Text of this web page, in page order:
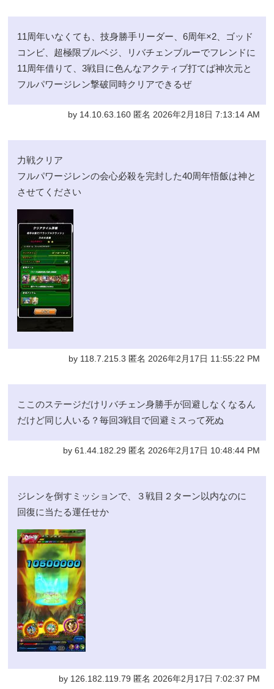
11周年いなくても、技身勝手リーダー、6周年×2、ゴッド
コンビ、超極限ブルベジ、リバチェンブルーでフレンドに
11周年借りて、3戦目に色んなアクティブ打てば神次元と
フルパワージレン撃破同時クリアできるぜ
by 14.10.63.160 匿名 2026年2月18日 7:13:14 AM
力戦クリア
フルパワージレンの会心必殺を完封した40周年悟飯は神と
させてください
by 118.7.215.3 匿名 2026年2月17日 11:55:22 PM
ここのステージだけリバチェン身勝手が回避しなくなるん
だけど同じ人いる？毎回3戦目で回避ミスって死ぬ
by 61.44.182.29 匿名 2026年2月17日 10:48:44 PM
ジレンを倒すミッションで、３戦目２ターン以内なのに
回復に当たる運任せか
by 126.182.119.79 匿名 2026年2月17日 7:02:37 PM